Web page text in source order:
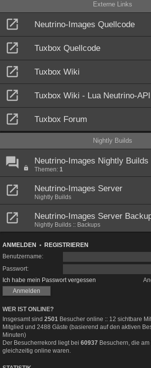
Externe Links
Neutrino-Images Quellcode
Tuxbox Quellcode
Tuxbox Wiki
Tuxbox Wiki - Lua Neutrino-API
Tuxbox Forum
Nightly Builds
Neutrino-Images Nightly Builds
Themen: 1
Neutrino-Images Server
Nightly Builds
Neutrino-Images Server
Nightly Builds :: Backups
ANMELDEN • REGISTRIEREN
Benutzername:
Passwort:
Ich habe mein Passwort vergessen
WER IST ONLINE?
Insgesamt sind 2501 Besucher online :: 12 sichtbare
Mitglied und 2488 Gäste (basierend auf den aktiven
Minuten)
Der Besucherrekord liegt bei 60937 Besuchern, die
gleichzeitig online waren.